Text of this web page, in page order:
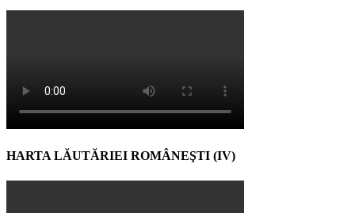
HARTA LĂUTĂRIEI ROMÂNEŞTI (IV)